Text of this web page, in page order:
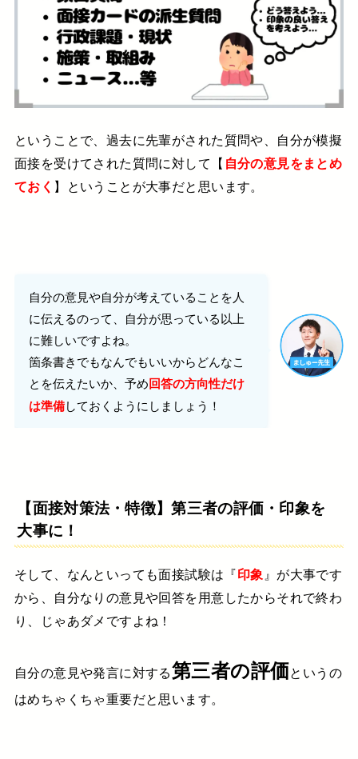
ということで、 過去に先輩がされた質問や、自分が模擬
面接を受けてされた質問に対して 【 自分の意見をまとめ
ておく 】ということが大事だと思います。
自分の意見や自分が考えていることを人
に伝えるのって、 自分が思っている以上
に難しいですよね。
箇条書きでもなんでもいいからどんなこ
とを伝えたいか、 予め回答の方向性だけ
は準備しておくようにしましょう！
【面接対策法・特徴】第三者の評価・印象を
大事に！
そして、なんといっても面接試験は『印象 』が大事です
から、 自分なりの意見や回答を用意したからそれで終わ
り、
じゃあダメですよね！
自分の意見や発言に対する第三者の評価というの
はめちゃくちゃ重要だと思います。